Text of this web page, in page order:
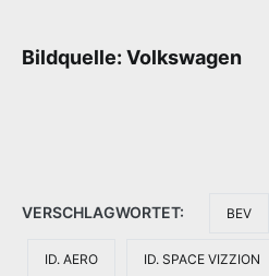
Bildquelle: Volkswagen
VERSCHLAGWORTET: BEV
ID. AERO ID. SPACE VIZZION